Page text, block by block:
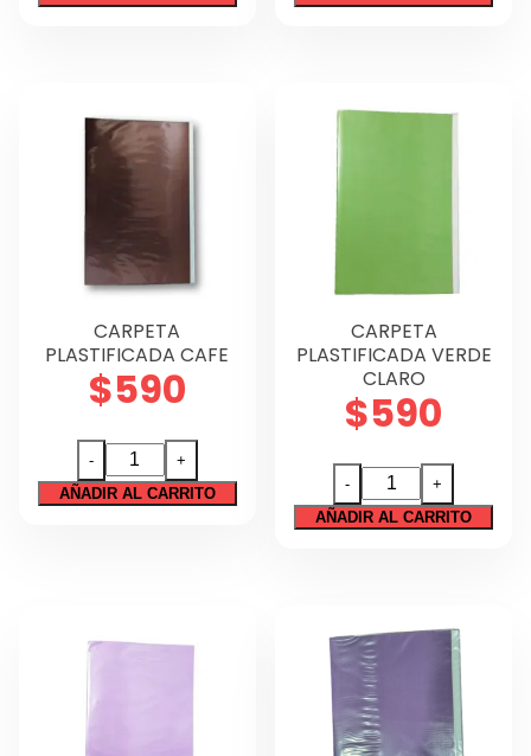
CARPETA
PLASTIFICADA CAFE
$590
-
CARPETA
PLASTIFICADA
+
AÑADIR AL CARRITO
CARPETA
PLASTIFICADA VERDE
CLARO
$590
-
CARPETA
PLASTIFICADA
+
AÑADIR AL CARRITO